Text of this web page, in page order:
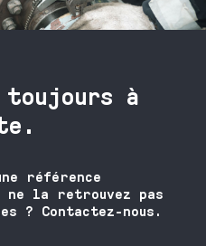
toujours à
référence
ne la retrouvez pas
? Contactez-nous.